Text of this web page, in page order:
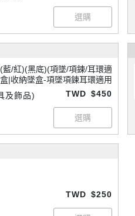
藍/紅)(黑底)(項墜/項鍊/耳環適
|收納墜盒-項墜項鍊耳環適用
及飾品)
TWD $450
TWD $250